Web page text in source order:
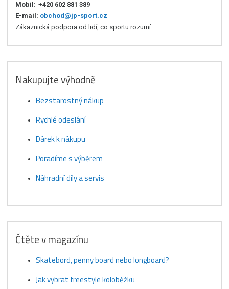
Mobil: +420 602 881 389
E-mail: obchod@jp-sport.cz
Zákaznická podpora od lidí, co sportu rozumí.
Nakupujte výhodně
Bezstarostný nákup
Rychlé odeslání
Dárek k nákupu
Poradíme s výběrem
Náhradní díly a servis
Čtěte v magazínu
Skatebord, penny board nebo longboard?
Jak vybrat freestyle koloběžku